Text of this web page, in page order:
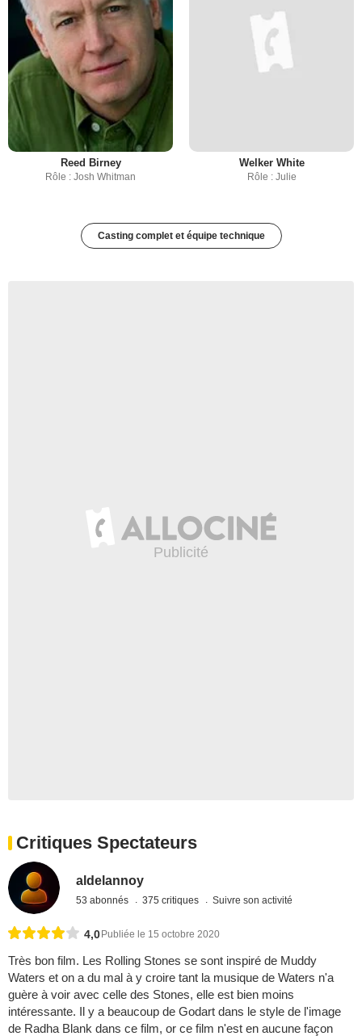
Reed Birney
Rôle : Josh Whitman
Welker White
Rôle : Julie
Casting complet et équipe technique
Critiques Spectateurs
aldelannoy
53 abonnés 375 critiques Suivre son activité
4,0Publiée le 15 octobre 2020
Très bon film. Les Rolling Stones se sont inspiré de Muddy
Waters et on a du mal à y croire tant la musique de Waters n'a
guère à voir avec celle des Stones, elle est bien moins
intéressante. Il y a beaucoup de Godart dans le style de l'image
de Radha Blank dans ce film, or ce film n'est en aucune façon